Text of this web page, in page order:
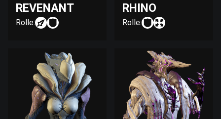
REVENANT
Rolle:
RHINO
Rolle: